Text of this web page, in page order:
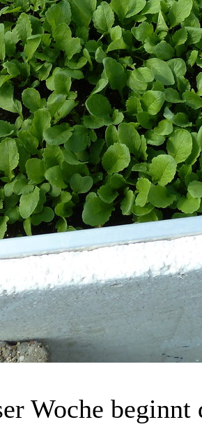
Woche beginnt